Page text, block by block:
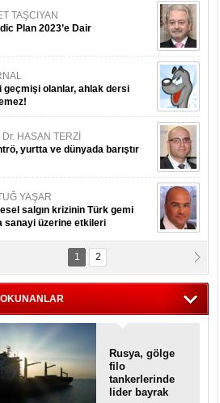
TAŞCIYAN
Plan 2023’e Dair
geçmişi olanlar, ahlak dersi
Dr. HASAN TERZİ
yurtta ve dünyada barıştır
YAŞAR
salgın krizinin Türk gemi
sanayi üzerine etkileri
MESUT AZMİ GÖKSOY
1 2
Rusya, gölge
filo
tankerlerinde
lider bayrak